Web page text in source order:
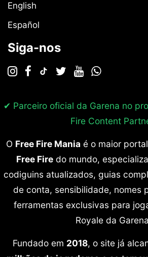
English
Español
Siga-nos
✔ Parceiro oficial da Garena no
Fire Content
O Free Fire Mania é o maior
Free Firedo mundo,
codiguins atualizados, guias
de conta, sensibilidade, nomes
ferramentas exclusivas para
Royale da
Fundado em 2018, o site já